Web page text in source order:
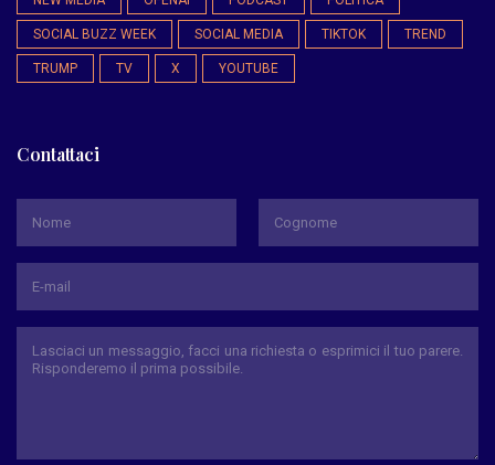
SOCIAL BUZZ WEEK SOCIAL MEDIA TIKTOK TREND
TRUMP TV X YOUTUBE
Contattaci